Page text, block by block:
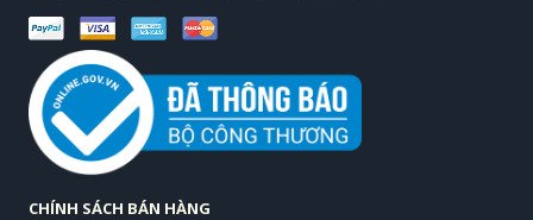
CHÍNH SÁCH BÁN HÀNG